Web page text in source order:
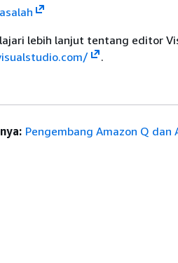
lebih lanjut tentang editor
.
Pengembang Amazon Q dan